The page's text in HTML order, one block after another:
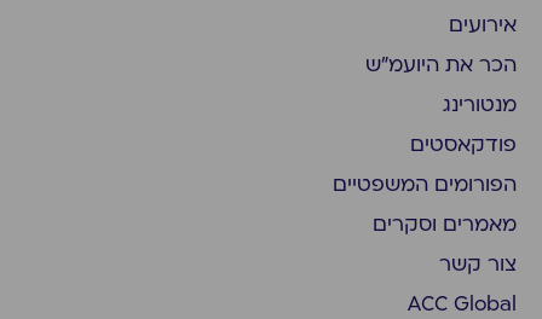
אירועים
הכר את היועמ״ש
מנטורינג
פודקאסטים
הפורומים המשפטיים
מאמרים וסקרים
צור קשר
ACC Global